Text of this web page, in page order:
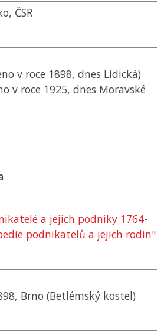
ČSR
v roce 1898, dnes Lidická)
v roce 1925, dnes Moravské
a jejich podniky 1764-
podnikatelů a jejich rodin"
Brno (Betlémský kostel)